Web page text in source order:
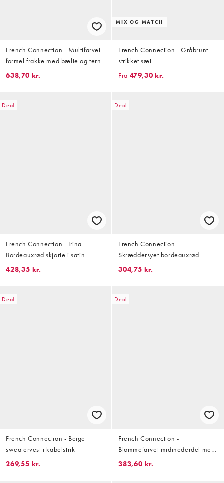
French Connection - Multifarvet
formel frakke med bælte og tern
638,70 kr.
MIX OG MATCH
French Connection - Gråbrunt
strikket sæt
Fra 479,30 kr.
Deal
French Connection - Irina -
Bordeauxrød skjorte i satin
428,35 kr.
Deal
French Connection -
Skræddersyet bordeauxrød
minikjole med knapper
304,75 kr.
Deal
French Connection - Beige
sweatervest i kabelstrik
269,55 kr.
Deal
French Connection -
Blommefarvet midinederdel med
svaj i PU
383,60 kr.